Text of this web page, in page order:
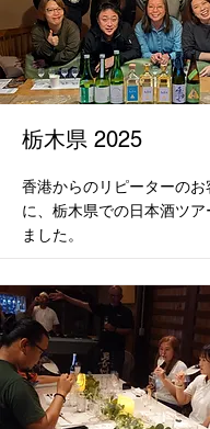
栃木県 2025
香港からのリピーターのお
に、栃木県での日本酒ツア
ました。